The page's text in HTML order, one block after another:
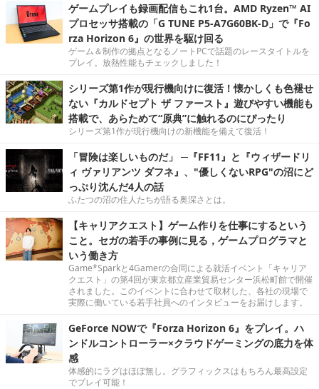
ゲームプレイも録画配信もこれ1台。AMD Ryzen™ AI
プロセッサ搭載の「G TUNE P5-A7G60BK-D」で『Fo
rza Horizon 6』の世界を駆け回る
ゲーム＆制作の拠点となるノートPCで話題のレースタイトルを
プレイ。放熱性能もチェックしました！
シリーズ第1作が現行機向けに復活！懐かしくも色褪せ
ない『カルドセプト ザ ファースト』遊びやすい機能も
搭載で、あらためて“原典”に触れるのにぴったり
シリーズ第1作が現行機向けの新機能を備えて復活！
「冒険は楽しいものだ」 ─『FF11』と『ウィザードリ
ィ ヴァリアンツ ダフネ』、"優しくないRPG"の沼にど
っぷり沈んだ4人の話
ふたつの沼の住人たちが語る奥深さとは。
【キャリアクエスト】ゲーム作りを仕事にするという
こと。セガの若手の事例に見る，ゲームプログラマと
いう働き方
Game*Sparkと4Gamerの合同による就活イベント「キャリア
クエスト」の第4回が東京都立産業貿易センター浜松町館で開催
されました。このイベントに合わせて取材した、各社の現場で
実際に働いている若手社員へのインタビューをお届けします。
GeForce NOWで『Forza Horizon 6』をプレイ。ハ
ンドルコントローラー×クラウドゲーミングの底力を体
感
体感的にラグはほぼ無し。グラフィックスはもちろん最高設定
でプレイ可能！